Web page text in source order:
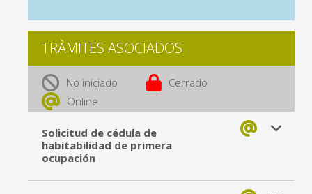
TRÀMITES ASOCIADOS
No iniciado
Cerrado
Online
Solicitud de cédula de
habitabilidad de primera
ocupación